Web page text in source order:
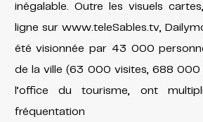
inégalable. Outre les visuels
ligne sur www.teleSables.tv,
été visionnée par 43 000
de la ville (63 000 visites, 688 000
l’office du tourisme, ont
fréquentation